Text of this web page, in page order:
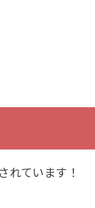
れています！